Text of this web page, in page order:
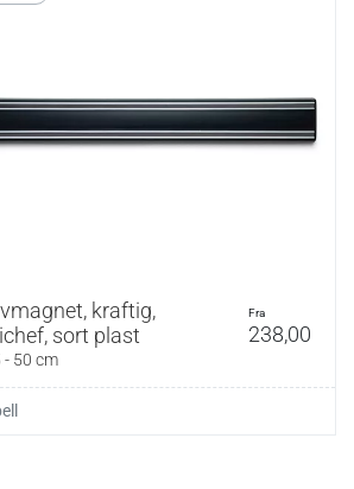
kraftig,
sort plast
- 50 cm
fra
238,00